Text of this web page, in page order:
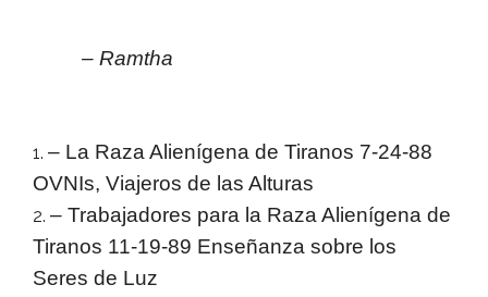
– Ramtha
– La Raza Alienígena de Tiranos 7-24-88
OVNIs, Viajeros de las Alturas
– Trabajadores para la Raza Alienígena de
Tiranos 11-19-89 Enseñanza sobre los
Seres de Luz